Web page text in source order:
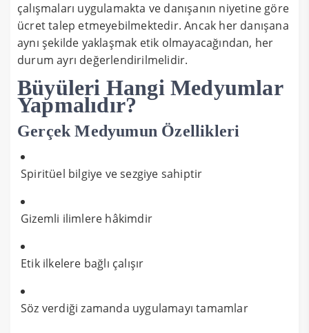
çalışmaları uygulamakta ve danışanın niyetine göre
ücret talep etmeyebilmektedir. Ancak her danışana
aynı şekilde yaklaşmak etik olmayacağından, her
durum ayrı değerlendirilmelidir.
Büyüleri Hangi Medyumlar
Yapmalıdır?
Gerçek Medyumun Özellikleri
Spiritüel bilgiye ve sezgiye sahiptir
Gizemli ilimlere hâkimdir
Etik ilkelere bağlı çalışır
Söz verdiği zamanda uygulamayı tamamlar